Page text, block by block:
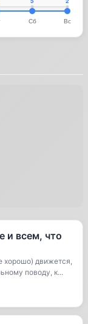
и всем, что
хорошо) движется,
поводу, к...